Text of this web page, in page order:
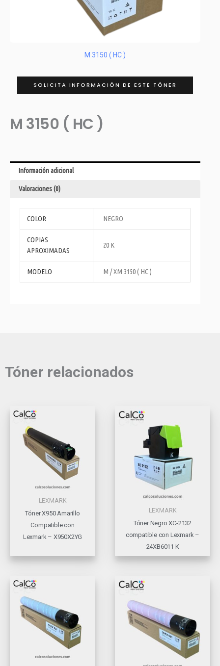
M 3150 ( HC )
SOLICITA INFORMACIÓN DE ESTE TÓNER
M 3150 ( HC )
Información adicional
Valoraciones (0)
COLOR NEGRO
COPIAS
APROXIMADAS
20 K
MODELO M / XM 3150 ( HC )
Tóner relacionados
LEXMARK
Tóner X950 Amarillo
Compatible con
Lexmark – X950X2YG
LEXMARK
Tóner Negro XC-2132
compatible con Lexmark –
24XB6011 K